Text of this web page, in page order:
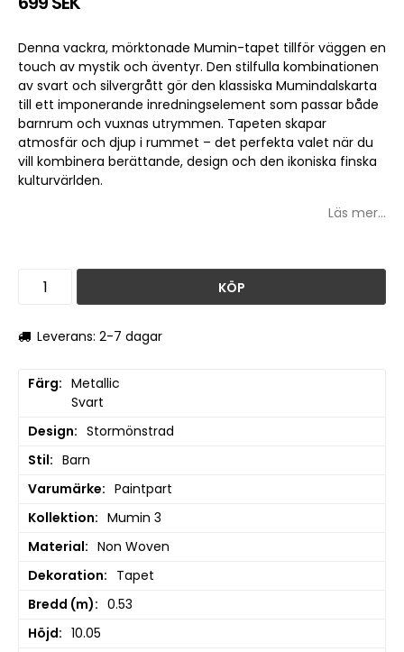
Denna vackra, mörktonade Mumin-tapet tillför väggen en
touch av mystik och äventyr. Den stilfulla kombinationen
av svart och silvergrått gör den klassiska Mumindalskarta
till ett imponerande inredningselement som passar både
barnrum och vuxnas utrymmen. Tapeten skapar
atmosfär och djup i rummet – det perfekta valet när du
vill kombinera berättande, design och den ikoniska finska
kulturvärlden.
Läs mer...
KÖP
Leverans: 2-7 dagar
Färg
Metallic
Svart
Design
Stormönstrad
Stil
Barn
Varumärke
Paintpart
Kollektion
Mumin 3
Material
Non Woven
Dekoration
Tapet
Bredd (m)
0.53
Höjd
10.05